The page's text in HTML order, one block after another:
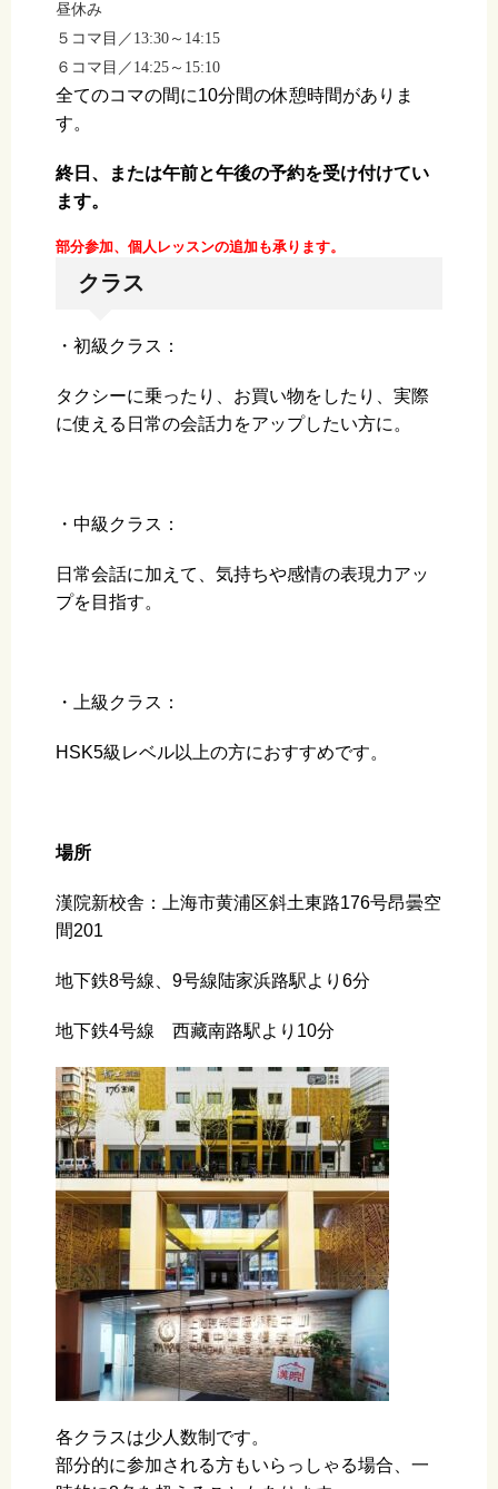
昼休み
５コマ目／13:30～14:15
６コマ目／14:25～15:10
全てのコマの間に10分間の休憩時間がありま
す。
終日、または午前と午後の予約を受け付けてい
ます。
部分参加、個人レッスンの追加も承ります。
クラス
・初級クラス：
タクシーに乗ったり、お買い物をしたり、実際
に使える日常の会話力をアップしたい方に。
・中級クラス：
日常会話に加えて、気持ちや感情の表現力アッ
プを目指す。
・上級クラス：
HSK5級レベル以上の方におすすめです。
場所
漢院新校舎：上海市黄浦区斜土東路176号昂曇空
間201
地下鉄8号線、9号線陆家浜路駅より6分
地下鉄4号線 西藏南路駅より10分
各クラスは少人数制です。
部分的に参加される方もいらっしゃる場合、一